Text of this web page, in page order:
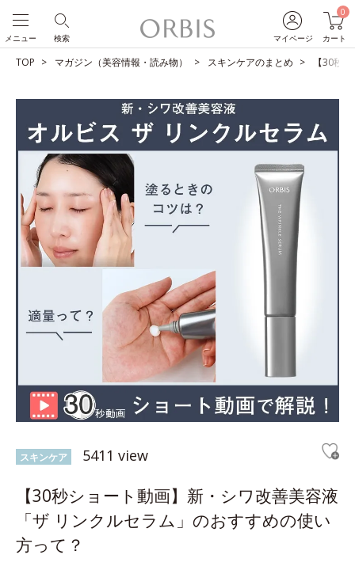
マイページ
0
カート
検索
メニュー
TOP マガジン（美容情報・読み物） スキンケアのまとめ 【30秒
スキンケア 5411 view
【30秒ショート動画】新・シワ改善美容液
「ザ リンクルセラム」のおすすめの使い
方って？